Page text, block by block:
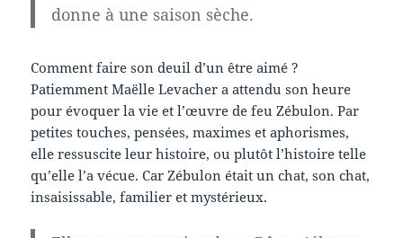
donne à une saison sèche.
Comment faire son deuil d’un être aimé ?
Patiemment Maëlle Levacher a attendu son heure
pour évoquer la vie et l’œuvre de feu Zébulon. Par
petites touches, pensées, maximes et aphorismes,
elle ressuscite leur histoire, ou plutôt l’histoire telle
qu’elle l’a vécue. Car Zébulon était un chat, son chat,
insaisissable, familier et mystérieux.